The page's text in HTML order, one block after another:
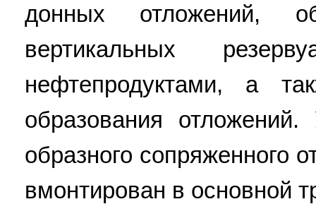
донных отложений,
вертикальных
нефтепродуктами, а
образования
образного сопряженного
вмонтирован в основной